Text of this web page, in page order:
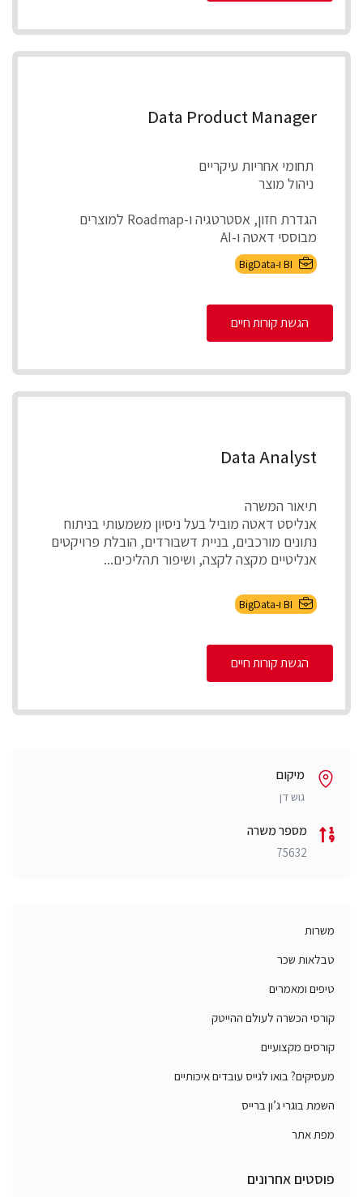
Data Product Manager
תחומי אחריות עיקריים
ניהול מוצר
הגדרת חזון, אסטרטגיה ו-Roadmap למוצרים
מבוססי דאטה ו-AI
אפיון צרכים עסקיים ותרגומם לדרישות מוצר מדיד...
BI ו-BigData
הגשת קורות חיים
Data Analyst
תיאור המשרה
אנליסט דאטה מוביל בעל ניסיון משמעותי בניתוח
נתונים מורכבים, בניית דשבורדים, הובלת פרויקטים
אנליטיים מקצה לקצה, ושיפור תהליכים...
BI ו-BigData
הגשת קורות חיים
מיקום
גוש דן
מספר משרה
75632
משרות
טבלאות שכר
טיפים ומאמרים
קורסי הכשרה לעולם ההייטק
קורסים מקצועיים
מעסיקים? בואו לגייס עובדים איכותיים
השמת בוגרי ג’ון ברייס
מפת אתר
פוסטים אחרונים